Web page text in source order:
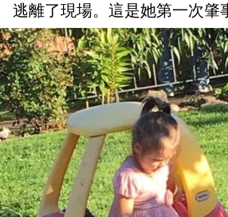
逃離了現場。這是她第一次肇